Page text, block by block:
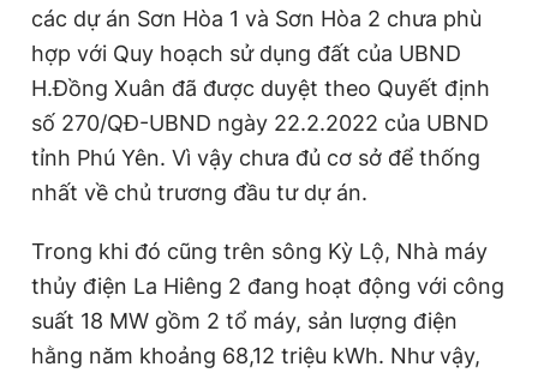
các dự án Sơn Hòa 1 và Sơn Hòa 2 chưa phù
hợp với Quy hoạch sử dụng đất của UBND
H.Đồng Xuân đã được duyệt theo Quyết định
số 270/QĐ-UBND ngày 22.2.2022 của UBND
tỉnh Phú Yên. Vì vậy chưa đủ cơ sở để thống
nhất về chủ trương đầu tư dự án.
Trong khi đó cũng trên sông Kỳ Lộ, Nhà máy
thủy điện La Hiêng 2 đang hoạt động với công
suất 18 MW gồm 2 tổ máy, sản lượng điện
hằng năm khoảng 68,12 triệu kWh. Như vậy,